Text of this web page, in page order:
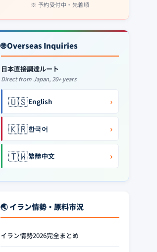
予約受付中・先着順
🌐 Overseas Inquiries
日本直接調達ルート
Direct from Japan, 20+ years
🇺🇸English ›
🇰🇷한국어 ›
🇹🇼繁體中文 ›
🌏 イラン情勢・原料市況
イラン情勢2026完全まとめ